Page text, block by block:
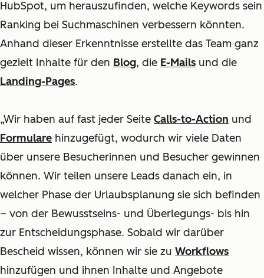
HubSpot, um herauszufinden, welche Keywords sein
Ranking bei Suchmaschinen verbessern könnten.
Anhand dieser Erkenntnisse erstellte das Team ganz
gezielt Inhalte für den Blog, die E-Mails und die
Landing-Pages.
„Wir haben auf fast jeder Seite Calls-to-Action und
Formulare hinzugefügt, wodurch wir viele Daten
über unsere Besucherinnen und Besucher gewinnen
können. Wir teilen unsere Leads danach ein, in
welcher Phase der Urlaubsplanung sie sich befinden
– von der Bewusstseins- und Überlegungs- bis hin
zur Entscheidungsphase. Sobald wir darüber
Bescheid wissen, können wir sie zu Workflows
hinzufügen und ihnen Inhalte und Angebote